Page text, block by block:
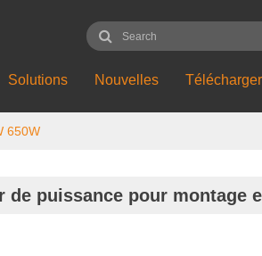
Solutions Nouvelles Télécharger
650W
de puissance pour montage